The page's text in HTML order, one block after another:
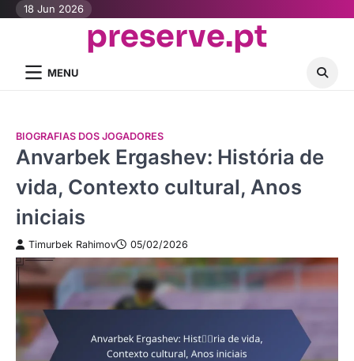
Skip18 Jun 2026
preserve.pt
MENU
BIOGRAFIAS DOS JOGADORES
Anvarbek Ergashev: História de
vida, Contexto cultural, Anos
iniciais
Timurbek Rahimov 05/02/2026